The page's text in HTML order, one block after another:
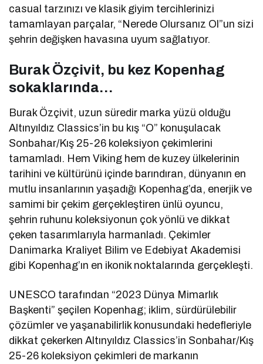
casual tarzınızı ve klasik giyim tercihlerinizi
tamamlayan parçalar, “Nerede Olursanız Ol”un sizi
şehrin değişken havasına uyum sağlatıyor.
Burak Özçivit, bu kez Kopenhag
sokaklarında…
Burak Özçivit, uzun süredir marka yüzü olduğu
Altınyıldız Classics’in bu kış “O” konuşulacak
Sonbahar/Kış 25-26 koleksiyon çekimlerini
tamamladı. Hem Viking hem de kuzey ülkelerinin
tarihini ve kültürünü içinde barındıran, dünyanın en
mutlu insanlarının yaşadığı Kopenhag’da, enerjik ve
samimi bir çekim gerçekleştiren ünlü oyuncu,
şehrin ruhunu koleksiyonun çok yönlü ve dikkat
çeken tasarımlarıyla harmanladı. Çekimler
Danimarka Kraliyet Bilim ve Edebiyat Akademisi
gibi Kopenhag’ın en ikonik noktalarında gerçekleşti.
UNESCO tarafından “2023 Dünya Mimarlık
Başkenti” şeçilen Kopenhag; iklim, sürdürülebilir
çözümler ve yaşanabilirlik konusundaki hedefleriyle
dikkat çekerken Altınyıldız Classics’in Sonbahar/Kış
25-26 koleksiyon çekimleri de markanın